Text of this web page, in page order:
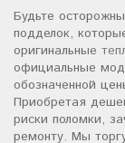
Будьте
подделок,
оригинальные
официальные
обозначенной
Приобретая
риски поломки,
ремонту. Мы